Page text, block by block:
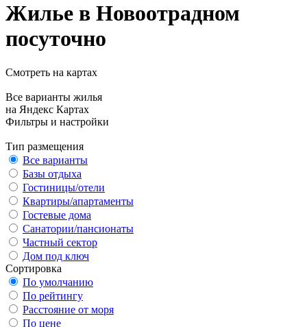
Жилье в Новоотрадном
посуточно
Смотреть на картах
Все варианты жилья
на Яндекс Картах
Фильтры и настройки
Тип размещения
Все варианты
Базы отдыха
Гостиницы/отели
Квартиры/апартаменты
Гостевые дома
Санатории/пансионаты
Частный сектор
Дом под ключ
Сортировка
По умолчанию
По рейтингу
Расстояние от моря
По цене